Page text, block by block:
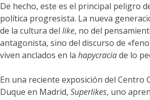
De hecho, este es el principal peligro
política progresista. La nueva
de la cultura del like, no del
antagonista, sino del discurso de
viven anclados en la hapycraciade lo
En una reciente exposición del Centro
Duque en Madrid, Superlikes, uno